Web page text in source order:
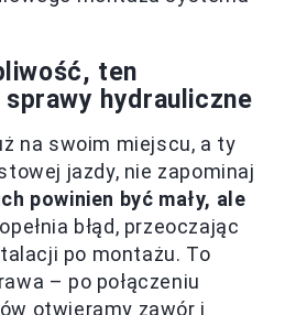
ten
sprawy hydrauliczne
na swoim miejscu, a ty
jazdy, nie zapominaj
powinien być mały, ale
błąd, przeoczając
po montażu. To
– po połączeniu
otwieramy zawór i